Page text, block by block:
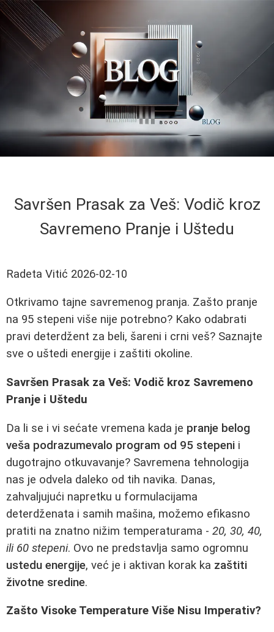
Savršen Prasak za Veš: Vodič kroz
Savremeno Pranje i Uštedu
Radeta Vitić 2026-02-10
Otkrivamo tajne savremenog pranja. Zašto pranje
na 95 stepeni više nije potrebno? Kako odabrati
pravi deterdžent za beli, šareni i crni veš? Saznajte
sve o uštedi energije i zaštiti okoline.
Savršen Prasak za Veš: Vodič kroz Savremeno
Pranje i Uštedu
Da li se i vi sećate vremena kada je pranje belog
veša podrazumevalo program od 95 stepeni i
dugotrajno otkuvavanje? Savremena tehnologija
nas je odvela daleko od tih navika. Danas,
zahvaljujući napretku u formulacijama
deterdženata i samih mašina, možemo efikasno
pratiti na znatno nižim temperaturama - 20, 30, 40,
ili 60 stepeni. Ovo ne predstavlja samo ogromnu
ustedu energije, već je i aktivan korak ka zaštiti
životne sredine.
Zašto Visoke Temperature Više Nisu Imperativ?